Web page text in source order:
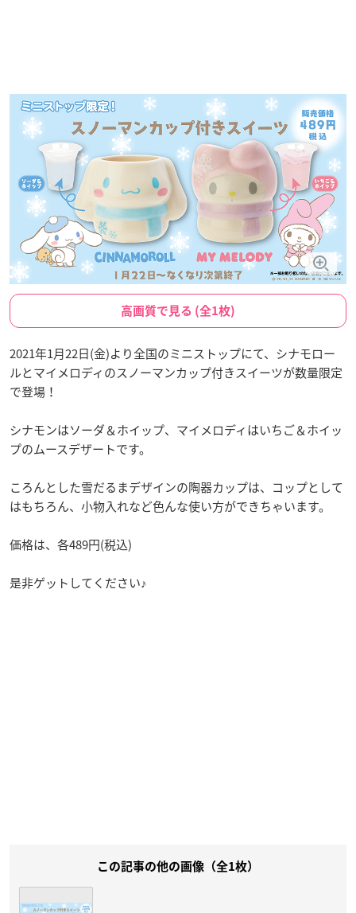
高画質で見る (全1枚)
2021年1月22日(金)より全国のミニストップにて、シナモロー
ルとマイメロディのスノーマンカップ付きスイーツが数量限定
で登場！
シナモンはソーダ＆ホイップ、マイメロディはいちご＆ホイッ
プのムースデザートです。
ころんとした雪だるまデザインの陶器カップは、コップとして
はもちろん、小物入れなど色んな使い方ができちゃいます。
価格は、各489円(税込)
是非ゲットしてください♪
この記事の他の画像（全1枚）